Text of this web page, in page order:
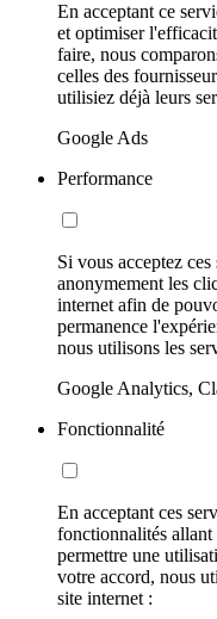
En acceptant ce
et optimiser
faire, nous
celles des
utilisiez déjà leurs
Google Ads
Performance
Si vous acceptez
anonymement les
internet afin de
permanence
nous utilisons les
Google Analytics,
Fonctionnalité
En acceptant ces
fonctionnalités allant
permettre une
votre accord, nous
site internet :